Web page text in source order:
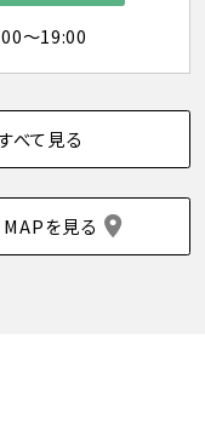
～19:00
べて見る
MAPを見る